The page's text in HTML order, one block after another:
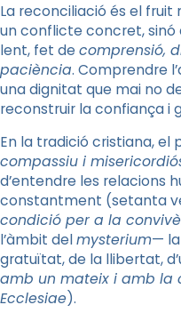
La reconciliació és el fruit
un conflicte concret, sinó
lent, fet de comprensió,
paciència. Comprendre
una dignitat que mai no
reconstruir la confiança i
En la tradició cristiana,
compassiu i
d’entendre les relacions
constantment (setanta
condició per a la
l’àmbit delmysterium—
gratuïtat, de la llibertat,
amb un mateix i amb la
Ecclesiae).